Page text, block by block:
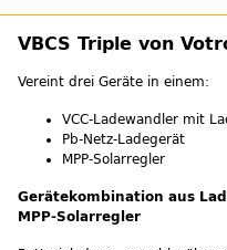
VBCS Triple von
Vereint drei Geräte in einem:
VCC-Ladewandler mit
Pb-Netz-Ladegerät
MPP-Solarregler
Gerätekombination aus
MPP-Solarregler